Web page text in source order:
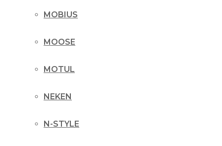
MOBIUS
MOOSE
MOTUL
NEKEN
N-STYLE